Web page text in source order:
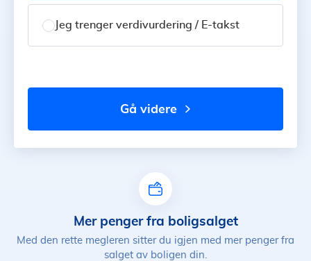
Jeg trenger verdivurdering / E-takst
gå videre
Mer penger fra boligsalget
Med den rette megleren sitter du igjen med mer penger fra
salget av boligen din.